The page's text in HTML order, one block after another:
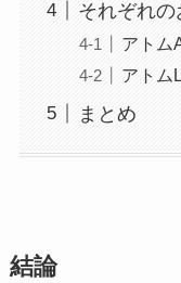
それぞれ
アトム
アトム
まとめ
結論